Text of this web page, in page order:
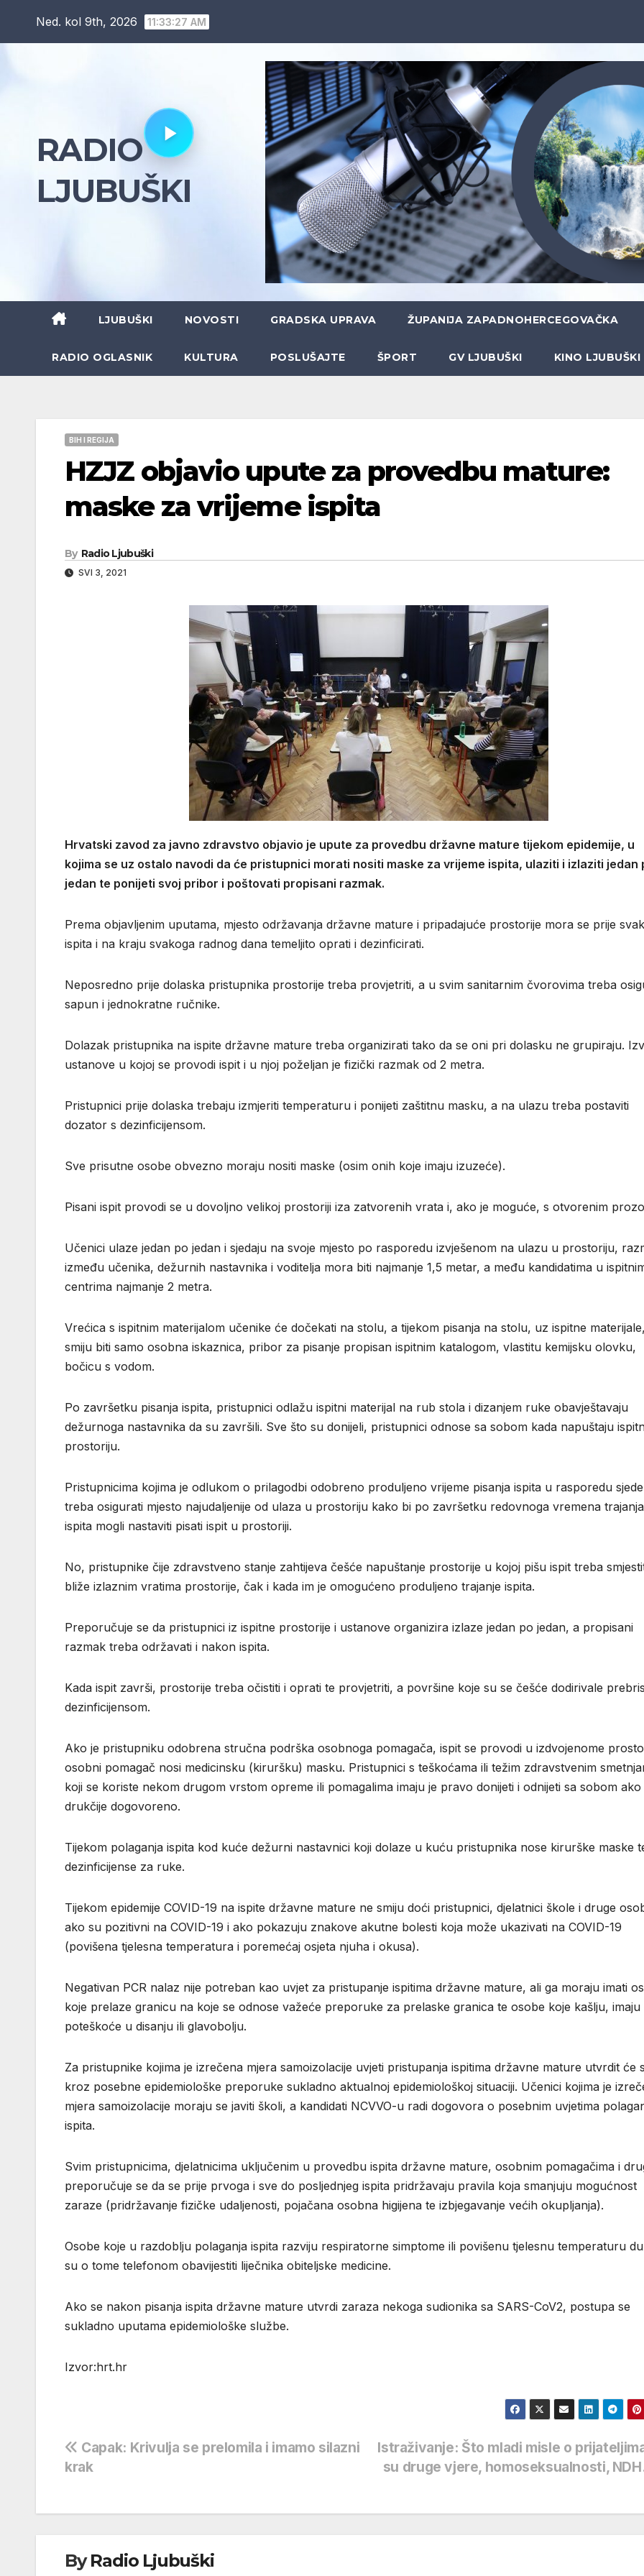
Ned. kol 9th, 2026 11:33:29 AM
RADIO
LJUBUŠKI
LJUBUŠKI NOVOSTI GRADSKA UPRAVA ŽUPANIJA ZAPADNOHERCEGOVAČKA
RADIO OGLASNIK KULTURA POSLUŠAJTE ŠPORT GV LJUBUŠKI KINO LJUBUŠKI
BIH I REGIJA
HZJZ objavio upute za provedbu mature:
maske za vrijeme ispita
By Radio Ljubuški
SVI 3, 2021
Hrvatski zavod za javno zdravstvo objavio je upute za provedbu državne mature tijekom epidemije, u
kojima se uz ostalo navodi da će pristupnici morati nositi maske za vrijeme ispita, ulaziti i izlaziti jedan
jedan te ponijeti svoj pribor i poštovati propisani razmak.
Prema objavljenim uputama, mjesto održavanja državne mature i pripadajuće prostorije mora se prije
ispita i na kraju svakoga radnog dana temeljito oprati i dezinficirati.
Neposredno prije dolaska pristupnika prostorije treba provjetriti, a u svim sanitarnim čvorovima treba
sapun i jednokratne ručnike.
Dolazak pristupnika na ispite državne mature treba organizirati tako da se oni pri dolasku ne grupiraju.
ustanove u kojoj se provodi ispit i u njoj poželjan je fizički razmak od 2 metra.
Pristupnici prije dolaska trebaju izmjeriti temperaturu i ponijeti zaštitnu masku, a na ulazu treba postaviti
dozator s dezinficijensom.
Sve prisutne osobe obvezno moraju nositi maske (osim onih koje imaju izuzeće).
Pisani ispit provodi se u dovoljno velikoj prostoriji iza zatvorenih vrata i, ako je moguće, s otvorenim
Učenici ulaze jedan po jedan i sjedaju na svoje mjesto po rasporedu izvješenom na ulazu u prostoriju,
između učenika, dežurnih nastavnika i voditelja mora biti najmanje 1,5 metar, a među kandidatima u
centrima najmanje 2 metra.
Vrećica s ispitnim materijalom učenike će dočekati na stolu, a tijekom pisanja na stolu, uz ispitne materijale,
smiju biti samo osobna iskaznica, pribor za pisanje propisan ispitnim katalogom, vlastitu kemijsku olovku,
bočicu s vodom.
Po završetku pisanja ispita, pristupnici odlažu ispitni materijal na rub stola i dizanjem ruke obavještavaju
dežurnoga nastavnika da su završili. Sve što su donijeli, pristupnici odnose sa sobom kada napuštaju
prostoriju.
Pristupnicima kojima je odlukom o prilagodbi odobreno produljeno vrijeme pisanja ispita u rasporedu
treba osigurati mjesto najudaljenije od ulaza u prostoriju kako bi po završetku redovnoga vremena trajanja
ispita mogli nastaviti pisati ispit u prostoriji.
No, pristupnike čije zdravstveno stanje zahtijeva češće napuštanje prostorije u kojoj pišu ispit treba
bliže izlaznim vratima prostorije, čak i kada im je omogućeno produljeno trajanje ispita.
Preporučuje se da pristupnici iz ispitne prostorije i ustanove organizira izlaze jedan po jedan, a propisani
razmak treba održavati i nakon ispita.
Kada ispit završi, prostorije treba očistiti i oprati te provjetriti, a površine koje su se češće dodirivale
dezinficijensom.
Ako je pristupniku odobrena stručna podrška osobnoga pomagača, ispit se provodi u izdvojenome
osobni pomagač nosi medicinsku (kiruršku) masku. Pristupnici s teškoćama ili težim zdravstvenim
koji se koriste nekom drugom vrstom opreme ili pomagalima imaju je pravo donijeti i odnijeti sa sobom ako
drukčije dogovoreno.
Tijekom polaganja ispita kod kuće dežurni nastavnici koji dolaze u kuću pristupnika nose kirurške maske
dezinficijense za ruke.
Tijekom epidemije COVID-19 na ispite državne mature ne smiju doći pristupnici, djelatnici škole i druge
ako su pozitivni na COVID-19 i ako pokazuju znakove akutne bolesti koja može ukazivati na COVID-19
(povišena tjelesna temperatura i poremećaj osjeta njuha i okusa).
Negativan PCR nalaz nije potreban kao uvjet za pristupanje ispitima državne mature, ali ga moraju imati
koje prelaze granicu na koje se odnose važeće preporuke za prelaske granica te osobe koje kašlju, imaju
poteškoće u disanju ili glavobolju.
Za pristupnike kojima je izrečena mjera samoizolacije uvjeti pristupanja ispitima državne mature utvrdit će
kroz posebne epidemiološke preporuke sukladno aktualnoj epidemiološkoj situaciji. Učenici kojima je
mjera samoizolacije moraju se javiti školi, a kandidati NCVVO-u radi dogovora o posebnim uvjetima
ispita.
Svim pristupnicima, djelatnicima uključenim u provedbu ispita državne mature, osobnim pomagačima i
preporučuje se da se prije prvoga i sve do posljednjeg ispita pridržavaju pravila koja smanjuju mogućnost
zaraze (pridržavanje fizičke udaljenosti, pojačana osobna higijena te izbjegavanje većih okupljanja).
Osobe koje u razdoblju polaganja ispita razviju respiratorne simptome ili povišenu tjelesnu temperaturu
su o tome telefonom obavijestiti liječnika obiteljske medicine.
Ako se nakon pisanja ispita državne mature utvrdi zaraza nekoga sudionika sa SARS-CoV2, postupa se
sukladno uputama epidemiološke službe.
Izvor:hrt.hr
Navigacija
Istraživanje: Što mladi misle o
su druge vjere, homoseksualnosti,
Capak: Krivulja se prelomila i imamo silazni
krak
ByRadio Ljubuški